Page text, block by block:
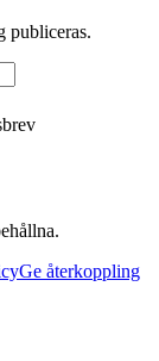
publiceras.
Ge återkoppling